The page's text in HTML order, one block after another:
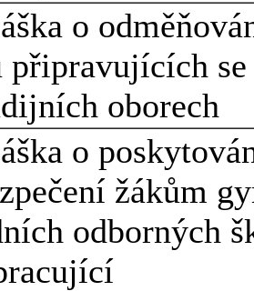
o
připravujících
oborech
o
žákům
odborných